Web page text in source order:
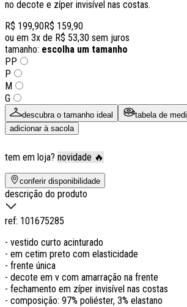
no decote e zíper invisível nas costas.
R$ 199,90R$ 159,90
ou em 3x de R$ 53,30 sem juros
tamanho: escolha um tamanho
PP
P
M
G
descubra o tamanho ideal
tabela de
adicionar à sacola
tem em loja? novidade 🔥
conferir disponibilidade
descrição do produto
ref: 101675285
- vestido curto acinturado
- em cetim preto com elasticidade
- frente única
- decote em v com amarração na frente
- fechamento em zíper invisível nas costas
- composição: 97% poliéster, 3% elastano